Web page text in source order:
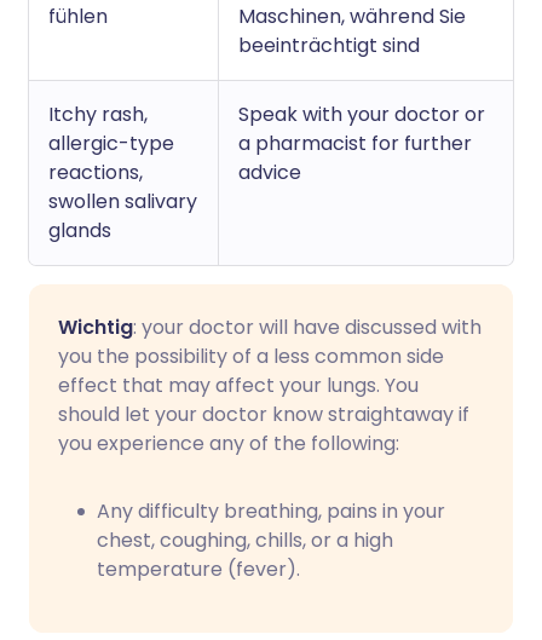
fühlen
Maschinen, während Sie
beeinträchtigt sind
Itchy rash,
allergic-type
reactions,
swollen salivary
glands
Speak with your doctor or
a pharmacist for further
advice
Wichtig: your doctor will have discussed with
you the possibility of a less common side
effect that may affect your lungs. You
should let your doctor know straightaway if
you experience any of the following:
Any difficulty breathing, pains in your
chest, coughing, chills, or a high
temperature (fever).